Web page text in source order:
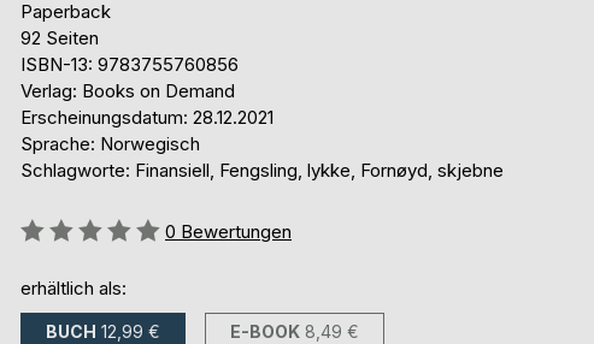
Paperback
92 Seiten
ISBN-13: 9783755760856
Verlag: Books on Demand
Erscheinungsdatum: 28.12.2021
Sprache: Norwegisch
Schlagworte: Finansiell, Fengsling, lykke, Fornøyd, skjebne
Bewertung::
0 Bewertungen
erhältlich als:
BUCH 12,99 € E-BOOK 8,49 €